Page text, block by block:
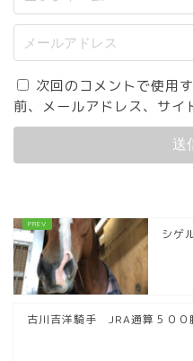
次回のコメントで使用
前、メールアドレス、サイ
シゲ
古川吉洋騎手 JRA通算５００